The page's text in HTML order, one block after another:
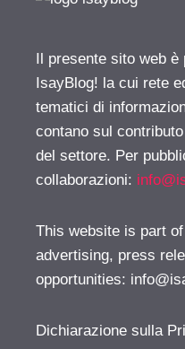
Il presente sito web è
IsayBlog! la cui rete
tematici di
contano sul
del settore. Per
collaborazioni:
This website is part
advertising, press
opportunities:
Dichiarazione sulla